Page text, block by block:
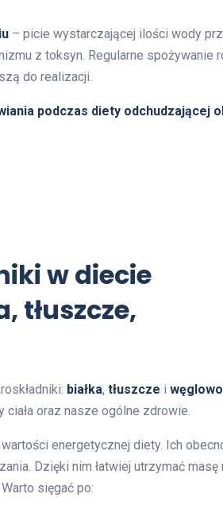
– picie wystarczającej ilości wody
z toksyn. Regularne spożywanie
do realizacji.
podczas diety odchudzającej
w diecie
tłuszcze,
białka, tłuszcze i
oraz nasze ogólne zdrowie.
wartości energetycznej diety. Ich
Dzięki nim łatwiej utrzymać masę
sięgać po: